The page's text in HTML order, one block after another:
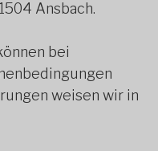
Ansbach.
bei
weisen wir in